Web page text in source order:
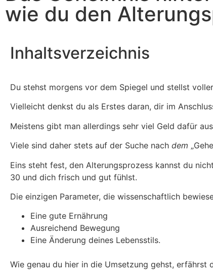
wie du den
Inhaltsverzeichnis
Du stehst morgens vor dem Spiegel und stellst
Vielleicht denkst du als Erstes daran, dir im
Meistens gibt man allerdings sehr viel Geld dafür
Viele sind daher stets auf der Suche nach dem
Eins steht fest, den Alterungsprozess kannst du
30 und dich frisch und gut fühlst.
Die einzigen Parameter, die wissenschaftlich
Eine gute Ernährung
Ausreichend Bewegung
Eine Änderung deines Lebensstils.
Wie genau du hier in die Umsetzung gehst, erfährst